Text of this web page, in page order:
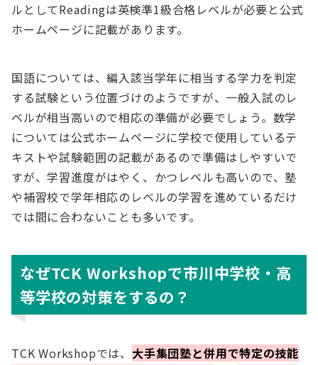
ルとしてReadingは英検準1級合格レベルが必要と公式
ホームページに記載があります。
国語については、編入該当学年に相当する学力を判定
する試験という位置づけのようですが、一般入試のレ
ベルが相当高いので相応の準備が必要でしょう。数学
については公式ホームページに学校で使用しているテ
キストや試験範囲の記載があるので準備はしやすいで
すが、学習進度がはやく、かつレベルも高いので、塾
や補習校で学年相応のレベルの学習を進めているだけ
では間に合わないことも多いです。
なぜTCK Workshopで市川中学校・高
等学校の対策をするの ？
TCK Workshopでは、 大手集団塾と併用で特定の技能